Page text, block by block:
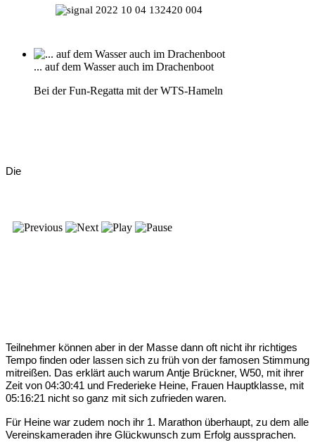
... auf dem Wasser auch im Drachenboot
Bei der Fun-Regatta mit der WTS-Hameln
Die
Teilnehmer können aber in der Masse dann oft nicht ihr richtiges
Tempo finden oder lassen sich zu früh von der famosen Stimmung
mitreißen. Das erklärt auch warum Antje Brückner, W50, mit ihrer
Zeit von 04:30:41 und Frederieke Heine, Frauen Hauptklasse, mit
05:16:21 nicht so ganz mit sich zufrieden waren.
Für Heine war zudem noch ihr 1. Marathon überhaupt, zu dem alle
Vereinskameraden ihre Glückwunsch zum Erfolg aussprachen.